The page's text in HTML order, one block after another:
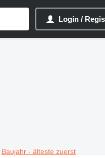
Login /
Baujahr - älteste zuerst